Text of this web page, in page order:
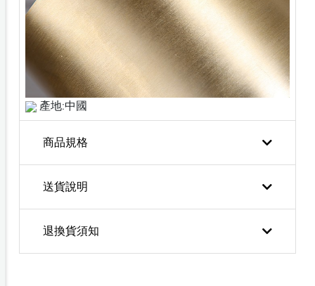
產地:中國
商品規格
送貨說明
退換貨須知